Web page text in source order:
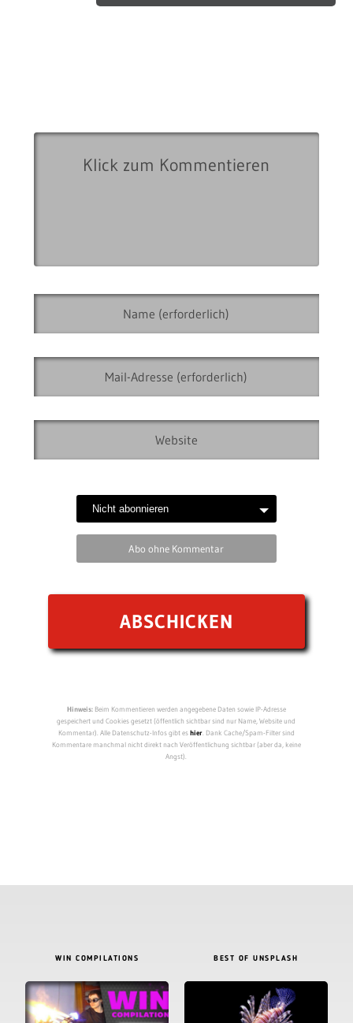
Abo ohne Kommentar
Hinweis:Beim Kommentieren werden angegebene Daten sowie IP-Adresse
gespeichert und Cookies gesetzt (öffentlich sichtbar sind nur Name, Website und
Kommentar). Alle Datenschutz-Infos gibt eshier. Dank Cache/Spam-Filter sind
Kommentare manchmal nicht direkt nach Veröffentlichung sichtbar (aber da, keine
Angst).
WIN COMPILATIONS BEST OF UNSPLASH